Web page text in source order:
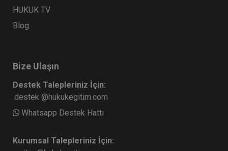
HUKUK TV
Blog
Bize Ulaşın
Destek Talepleriniz İçin:
destek @hukukegitim.com
Whatsapp Destek Hattı
Kurumsal Talepleriniz İçin: